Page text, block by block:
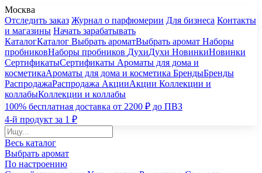
Москва
Отследить заказ Журнал о парфюмерии Для бизнеса Контакты
и магазины Начать зарабатывать
КаталогКаталог Выбрать ароматВыбрать аромат Наборы
пробниковНаборы пробников ДухиДухи НовинкиНовинки
СертификатыСертификаты Ароматы для дома и
косметикаАроматы для дома и косметика БрендыБренды
РаспродажаРаспродажа АкцииАкции Коллекции и
коллабыКоллекции и коллабы
100% бесплатная доставка от 2200 ₽ до ПВЗ
4-й продукт за 1 ₽
Весь каталог
Выбрать аромат
По настроению